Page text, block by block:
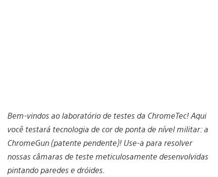
Bem-vindos ao laboratório de testes da ChromeTec! Aqui
você testará tecnologia de cor de ponta de nível militar: a
ChromeGun (patente pendente)! Use-a para resolver
nossas câmaras de teste meticulosamente desenvolvidas
pintando paredes e dróides.